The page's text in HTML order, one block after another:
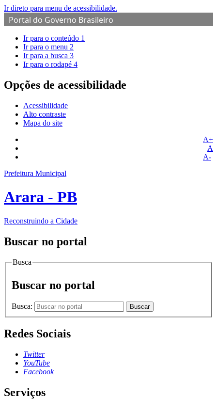
Ir direto para menu de acessibilidade.
Portal do Governo Brasileiro
Ir para o conteúdo 1
Ir para o menu 2
Ir para a busca 3
Ir para o rodapé 4
Opções de acessibilidade
Acessibilidade
Alto contraste
Mapa do site
A+
A
A-
Prefeitura Municipal
Arara - PB
Reconstruindo a Cidade
Buscar no portal
Busca
Buscar no portal
Busca: Buscar
Redes Sociais
Twitter
YouTube
Facebook
Serviços